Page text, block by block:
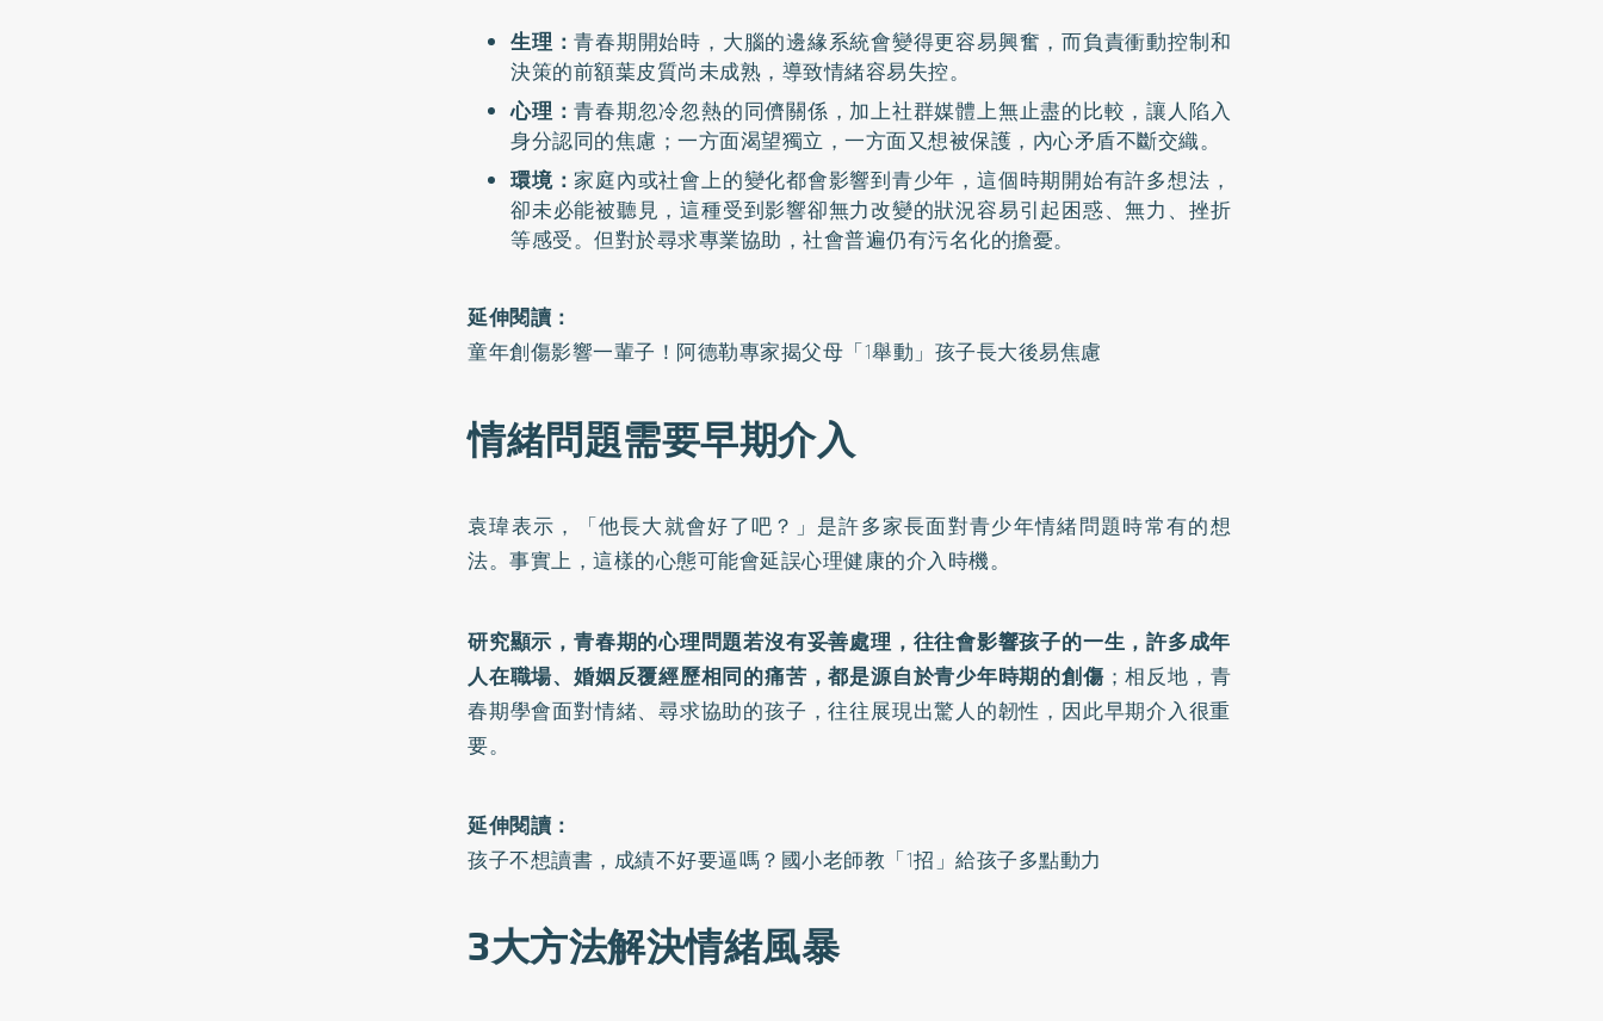
生理：青春期開始時，大腦的邊緣系統會變得更容易興奮，而負責衝動控制和
決策的前額葉皮質尚未成熟，導致情緒容易失控。
心理：青春期忽冷忽熱的同儕關係，加上社群媒體上無止盡的比較，讓人陷入
身分認同的焦慮；一方面渴望獨立，一方面又想被保護，內心矛盾不斷交織。
環境：家庭內或社會上的變化都會影響到青少年，這個時期開始有許多想法，
卻未必能被聽見，這種受到影響卻無力改變的狀況容易引起困惑、無力、挫折
等感受。但對於尋求專業協助，社會普遍仍有污名化的擔憂。
延伸閱讀：
童年創傷影響一輩子！阿德勒專家揭父母「1舉動」孩子長大後易焦慮
情緒問題需要早期介入
袁瑋表示，「他長大就會好了吧？」是許多家長面對青少年情緒問題時常有的想
法。事實上，這樣的心態可能會延誤心理健康的介入時機。
研究顯示，青春期的心理問題若沒有妥善處理，往往會影響孩子的一生，許多成年
人在職場、婚姻反覆經歷相同的痛苦，都是源自於青少年時期的創傷；相反地，青
春期學會面對情緒、尋求協助的孩子，往往展現出驚人的韌性，因此早期介入很重
要。
延伸閱讀：
孩子不想讀書，成績不好要逼嗎？國小老師教「1招」給孩子多點動力
3大方法解決情緒風暴